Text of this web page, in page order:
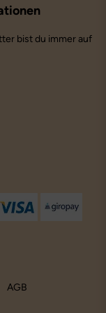
bist du immer auf
AGB